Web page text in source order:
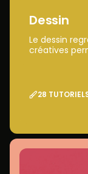
Dessin
Le dessin
créatives
28